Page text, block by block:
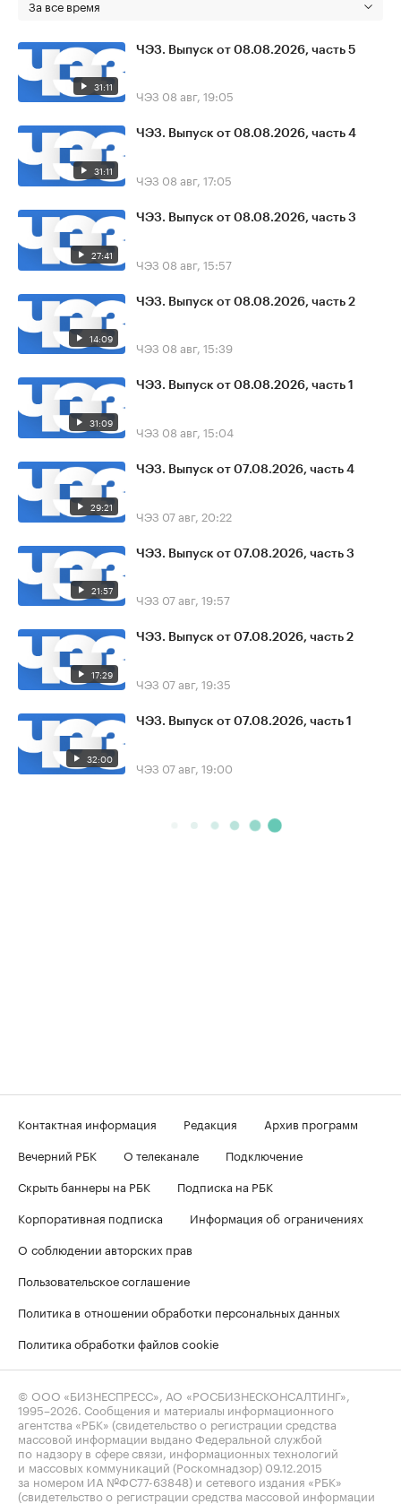
За все время
31:11
ЧЭЗ. Выпуск от 08.08.2026, часть 5
ЧЭЗ 08 авг, 19:05
31:11
ЧЭЗ. Выпуск от 08.08.2026, часть 4
ЧЭЗ 08 авг, 17:05
27:41
ЧЭЗ. Выпуск от 08.08.2026, часть 3
ЧЭЗ 08 авг, 15:57
14:09
ЧЭЗ. Выпуск от 08.08.2026, часть 2
ЧЭЗ 08 авг, 15:39
31:09
ЧЭЗ. Выпуск от 08.08.2026, часть 1
ЧЭЗ 08 авг, 15:04
29:21
ЧЭЗ. Выпуск от 07.08.2026, часть 4
ЧЭЗ 07 авг, 20:22
21:57
ЧЭЗ. Выпуск от 07.08.2026, часть 3
ЧЭЗ 07 авг, 19:57
17:29
ЧЭЗ. Выпуск от 07.08.2026, часть 2
ЧЭЗ 07 авг, 19:35
32:00
ЧЭЗ. Выпуск от 07.08.2026, часть 1
ЧЭЗ 07 авг, 19:00
Контактная информация Редакция
Архив программ
Вечерний РБК
О телеканале
Подключение
Скрыть баннеры на РБК
Подписка на РБК
Корпоративная подписка
Информация об ограничениях
О соблюдении авторских прав
Пользовательское соглашение
Политика в отношении обработки персональных данных
Политика обработки файлов cookie
© ООО «БИЗНЕСПРЕСС», АО «РОСБИЗНЕСКОНСАЛТИНГ»,
1995–2026 . Сообщения и материалы информационного
агентства «РБК» (свидетельство о регистрации средства
массовой информации выдано Федеральной службой
по надзору в сфере связи, информационных технологий
и массовых коммуникаций (Роскомнадзор) 09.12.2015
за номером ИА №ФС77-63848) и сетевого издания «РБК»
(свидетельство о регистрации средства массовой информации